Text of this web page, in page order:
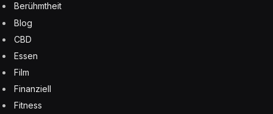
Berühmtheit
Blog
CBD
Essen
Film
Finanziell
Fitness